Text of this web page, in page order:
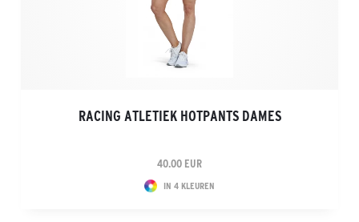
RACING ATLETIEK HOTPANTS DAMES
40.00 EUR
IN 4 KLEUREN